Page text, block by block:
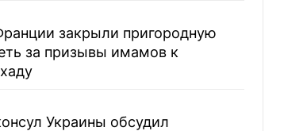
закрыли пригородную
за призывы имамов к
Украины обсудил